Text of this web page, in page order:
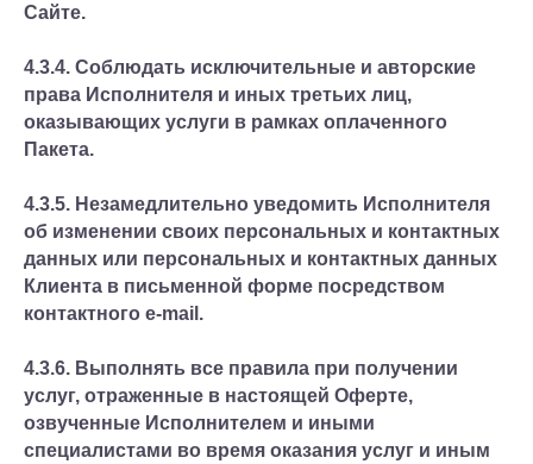
Сайте.
4.3.4. Соблюдать исключительные и авторские
права Исполнителя и иных третьих лиц,
оказывающих услуги в рамках оплаченного
Пакета.
4.3.5. Незамедлительно уведомить Исполнителя
об изменении своих персональных и контактных
данных или персональных и контактных данных
Клиента в письменной форме посредством
контактного e-mail.
4.3.6. Выполнять все правила при получении
услуг, отраженные в настоящей Оферте,
озвученные Исполнителем и иными
специалистами во время оказания услуг и иным